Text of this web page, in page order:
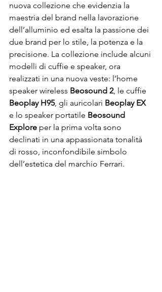
nuova collezione che evidenzia la
maestria del brand nella lavorazione
dell’alluminio ed esalta la passione dei
due brand per lo stile, la potenza e la
precisione. La collezione include alcuni
modelli di cuffie e speaker, ora
realizzati in una nuova veste: l’home
speaker wireless Beosound 2, le cuffie
Beoplay H95, gli auricolari Beoplay EX
e lo speaker portatile Beosound
Explore per la prima volta sono
declinati in una appassionata tonalità
di rosso, inconfondibile simbolo
dell’estetica del marchio Ferrari.